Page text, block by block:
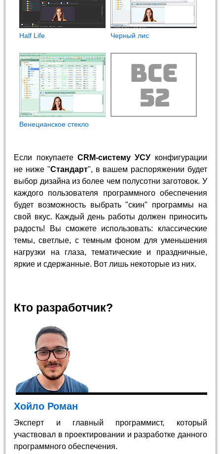
Half Life Черный лис
Венецианское стекло
Если покупаете CRM-систему УСУ конфигурации
не ниже "Стандарт", в вашем распоряжении будет
выбор дизайна из более чем полусотни заготовок. У
каждого пользователя программного обеспечения
будет возможность выбрать "скин" программы на
свой вкус. Каждый день работы должен приносить
радость! Вы сможете использовать: классические
темы, светлые, с темным фоном для уменьшения
нагрузки на глаза, тематические и праздничные,
яркие и сдержанные. Вот лишь некоторые из них.
Кто разработчик?
Хойло Роман
Эксперт и главный программист, который
участвовал в проектировании и разработке данного
программного обеспечения.